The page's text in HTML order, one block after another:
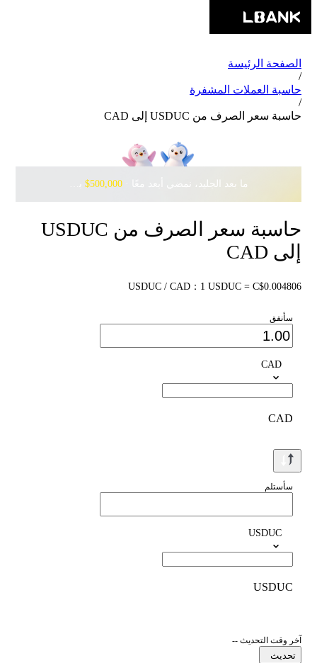
الصفحة الرئيسة
/
حاسبة العملات المشفرة
/
حاسبة سعر الصرف من USDUC إلى CAD
ما بعد الجليد، نمضي أبعد معًا · ‎ $500,000بانتظارك مع Pudgy Penguins
حاسبة سعر الصرف من USDUC
إلى CAD
USDUC / CAD：1 USDUC = C$0.004806
سأنفق
CAD
CAD
سأستلم
USDUC
USDUC
آخر وقت التحديث --
تحديث